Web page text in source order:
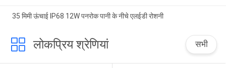
35 मिमी ऊंचाई IP68 12W पनरोक पानी के नीचे एलईडी रोशनी
लोकप्रिय श्रेणियां सभी